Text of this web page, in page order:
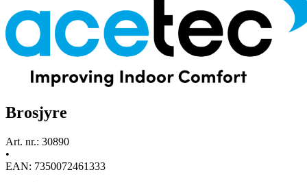
Brosjyre
Art. nr.: 30890
•
EAN: 7350072461333